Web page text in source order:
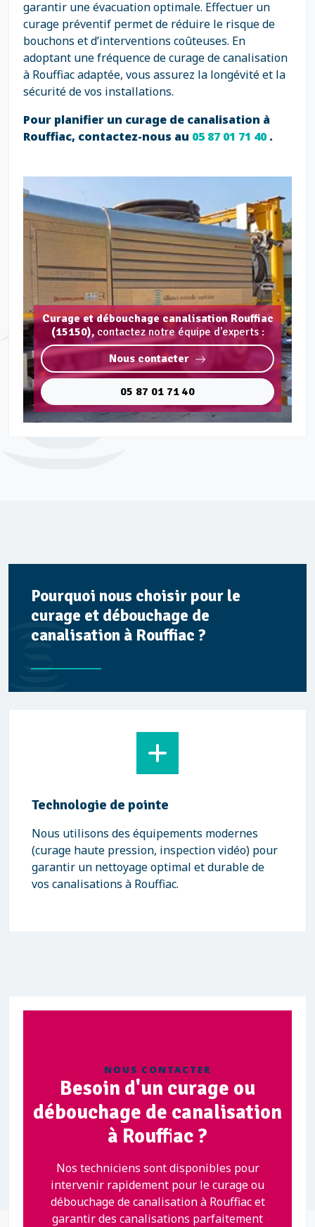
garantir une évacuation optimale. Effectuer un
curage préventif permet de réduire le risque de
bouchons et d’interventions coûteuses. En
adoptant une fréquence de curage de canalisation
à Rouffiac adaptée, vous assurez la longévité et la
sécurité de vos installations.
Pour planifier un curage de canalisation à
Rouffiac, contactez-nous au 05 87 01 71 40.
Curage et débouchage canalisation Rouffiac
(15150), contactez notre équipe d'experts :
Nous contacter
05 87 01 71 40
Pourquoi nous choisir pour le
curage et débouchage de
canalisation à Rouffiac ?
Technologie de pointe
Nous utilisons des équipements modernes
(curage haute pression, inspection vidéo) pour
garantir un nettoyage optimal et durable de
vos canalisations à Rouffiac.
NOUS CONTACTER
Besoin d'un curage ou
débouchage de canalisation
à Rouffiac ?
Nos techniciens sont disponibles pour
intervenir rapidement pour le curage ou
débouchage de canalisation à Rouffiac et
garantir des canalisations parfaitement